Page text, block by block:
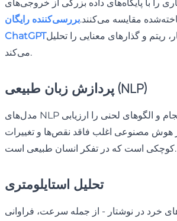
را با پایگاه‌های داده بزرگی از خروجی‌های
مقایسه می‌کنند.بررسی‌کننده رایگان
ChatGPTریتم و گذارهای معنایی را تحلیل
می‌کند.
پردازش زبان طبیعی (NLP)
مدل‌های NLP ساختار جمله، انسجام و الگوهای لحنی را ارزیابی
هوش مصنوعی اغلب فاقد نقص‌ها و تغییرات
کوچکی است که در تفکر انسان طبیعی است.
تحلیل استایلومتری
خرد در نوشتار - از جمله سرعت، فراوانی